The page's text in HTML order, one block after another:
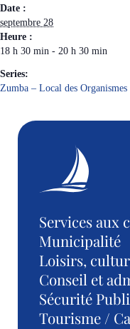
Date :
septembre 28
Heure :
18 h 30 min - 20 h 30 min
Series:
Zumba – Local des Organismes
Services aux
Municipalité
Loisirs,
Conseil et
Sécurité
Tourisme /